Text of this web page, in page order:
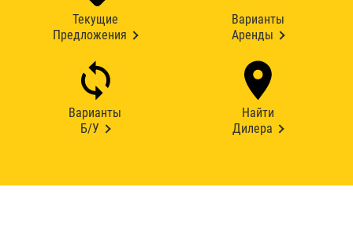
Текущие
Предложения
Варианты
Аренды
Варианты
Б/У
Найти
Дилера